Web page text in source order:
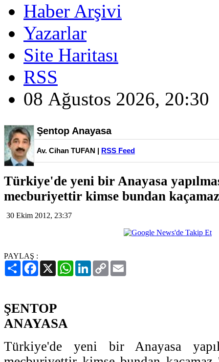
Haber Arşivi
Yazarlar
Site Haritası
RSS
08 Ağustos 2026, 20:30
Şentop Anayasa
Av. Cihan TUFAN | RSS Feed
Türkiye'de yeni bir Anayasa
mecburiyettir kimse bundan
30 Ekim 2012, 23:37
PAYLAŞ :
PaylaşFacebook
X WhatsAppLinkedIn
Copy
Link
ŞENTOP
ANAYASA
Türkiye'de yeni bir Anayasa